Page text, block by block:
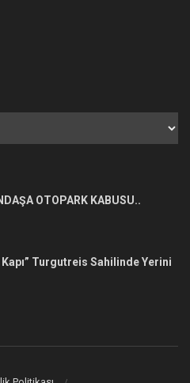
OTOPARK KABUSU..
Kapı” Turgutreis Sahilinde Yerini